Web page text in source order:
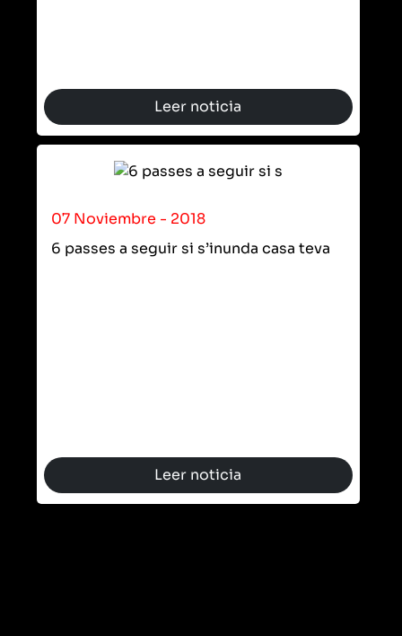
Leer noticia
07 Noviembre - 2018
6 passes a seguir si s’inunda casa teva
Leer noticia